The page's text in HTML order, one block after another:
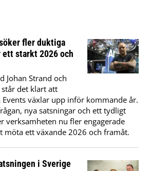
fler duktiga
starkt 2026 och
Johan Strand och
står det klart att
växlar upp inför kommande år.
nya satsningar och ett tydligt
verksamheten nu fler engagerade
möta ett växande 2026 och framåt.
i Sverige